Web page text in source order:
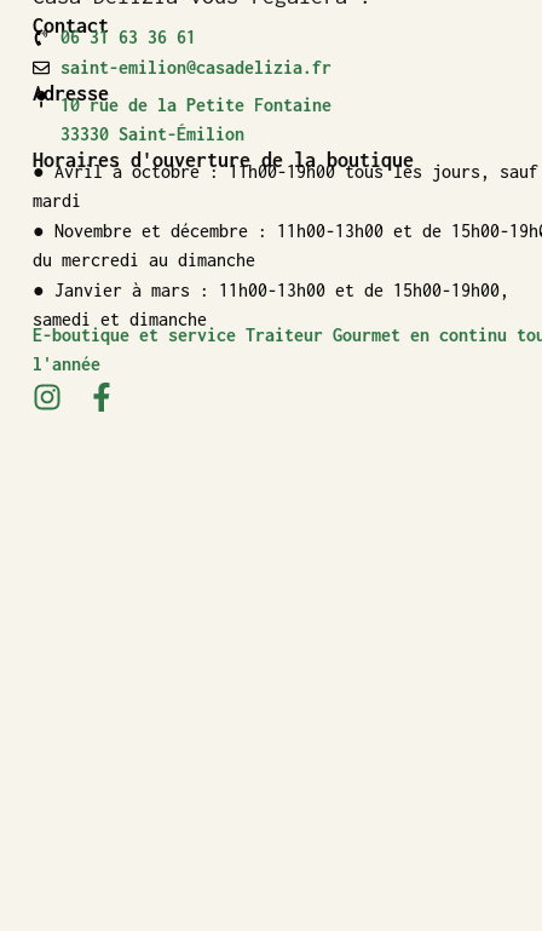
Contact
06 31 63 36 61
saint-emilion@casadelizia.fr
Adresse
10 rue de la Petite Fontaine
33330 Saint-Émilion
Horaires d'ouverture de la boutique
● Avril à octobre : 11h00-19h00 tous les jours, sauf
mardi
● Novembre et décembre : 11h00-13h00 et de 15h00-
du mercredi au dimanche
● Janvier à mars : 11h00-13h00 et de 15h00-19h00,
samedi et dimanche
E-boutique et service Traiteur Gourmet en continu
l'année